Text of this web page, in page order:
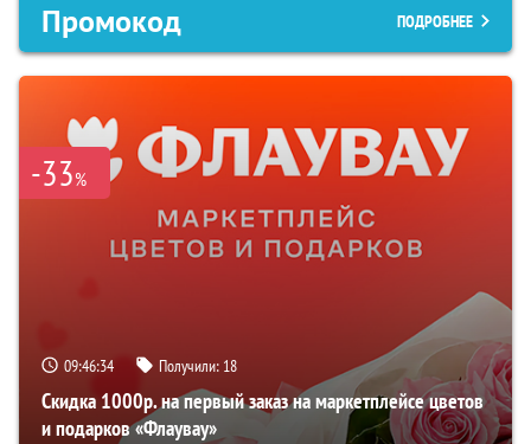
Промокод ПОДРОБНЕЕ
-33%
09:46:33 Получили: 18
Скидка 1000р. на первый заказ на маркетплейсе цветов
и подарков «Флаувау»